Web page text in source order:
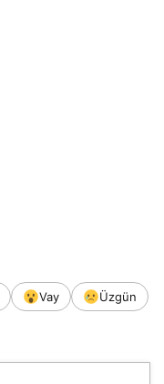
Vay
Üzgün